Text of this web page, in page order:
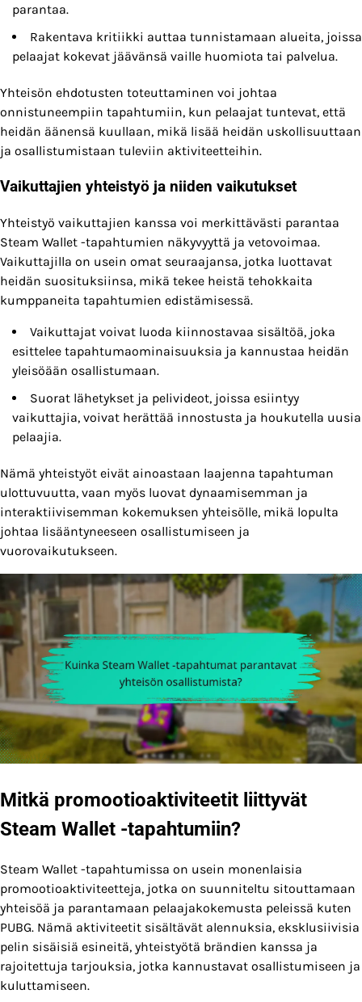
parantaa.
Rakentava kritiikki auttaa tunnistamaan alueita, joissa
pelaajat kokevat jäävänsä vaille huomiota tai palvelua.
Yhteisön ehdotusten toteuttaminen voi johtaa
onnistuneempiin tapahtumiin, kun pelaajat tuntevat, että
heidän äänensä kuullaan, mikä lisää heidän uskollisuuttaan
ja osallistumistaan tuleviin aktiviteetteihin.
Vaikuttajien yhteistyö ja niiden vaikutukset
Yhteistyö vaikuttajien kanssa voi merkittävästi parantaa
Steam Wallet -tapahtumien näkyvyyttä ja vetovoimaa.
Vaikuttajilla on usein omat seuraajansa, jotka luottavat
heidän suosituksiinsa, mikä tekee heistä tehokkaita
kumppaneita tapahtumien edistämisessä.
Vaikuttajat voivat luoda kiinnostavaa sisältöä, joka
esittelee tapahtumaominaisuuksia ja kannustaa heidän
yleisöään osallistumaan.
Suorat lähetykset ja pelivideot, joissa esiintyy
vaikuttajia, voivat herättää innostusta ja houkutella uusia
pelaajia.
Nämä yhteistyöt eivät ainoastaan laajenna tapahtuman
ulottuvuutta, vaan myös luovat dynaamisemman ja
interaktiivisemman kokemuksen yhteisölle, mikä lopulta
johtaa lisääntyneeseen osallistumiseen ja
vuorovaikutukseen.
Mitkä promootioaktiviteetit liittyvät
Steam Wallet -tapahtumiin?
Steam Wallet -tapahtumissa on usein monenlaisia
promootioaktiviteetteja, jotka on suunniteltu sitouttamaan
yhteisöä ja parantamaan pelaajakokemusta peleissä kuten
PUBG. Nämä aktiviteetit sisältävät alennuksia, eksklusiivisia
pelin sisäisiä esineitä, yhteistyötä brändien kanssa ja
rajoitettuja tarjouksia, jotka kannustavat osallistumiseen ja
kuluttamiseen.